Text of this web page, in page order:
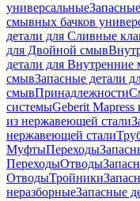
универсальные
смывных бачков
детали для Сливные
для Двойной смыв
детали для
смывЗапасные детали
смывПринадлежности
системыGeberit
из нержавеющей стали
нержавеющей стали
МуфтыПереходы
ПереходыОтводы
ОтводыТройники
неразборныеЗапасные